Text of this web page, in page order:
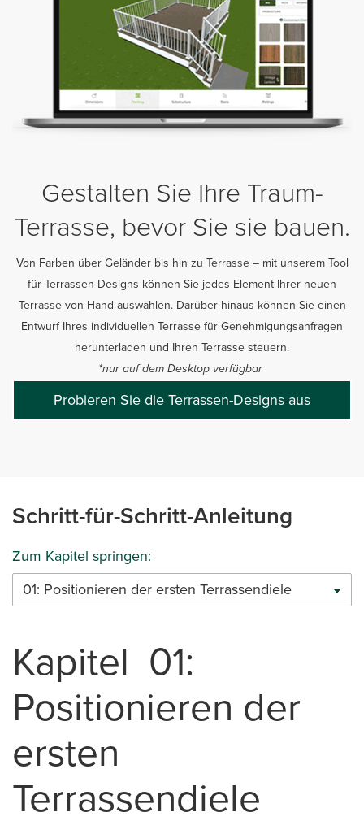
Gestalten Sie Ihre Traum-
Terrasse, bevor Sie sie bauen.
Von Farben über Geländer bis hin zu Terrasse – mit unserem Tool
für Terrassen-Designs können Sie jedes Element Ihrer neuen
Terrasse von Hand auswählen. Darüber hinaus können Sie einen
Entwurf Ihres individuellen Terrasse für Genehmigungsanfragen
herunterladen und Ihren Terrasse steuern.
*nur auf dem Desktop verfügbar
Probieren Sie die Terrassen-Designs aus
Schritt-für-Schritt-Anleitung
Zum Kapitel springen:
01: Positionieren der ersten Terrassendiele
Kapitel 01:
Positionieren der
ersten
Terrassendiele